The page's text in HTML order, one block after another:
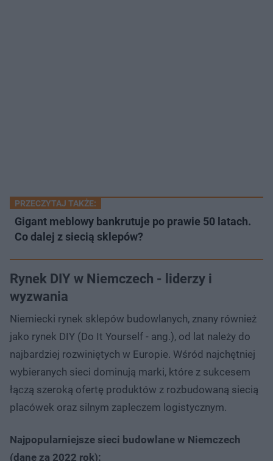
PRZECZYTAJ TAKŻE:
Gigant meblowy bankrutuje po prawie 50 latach.
Co dalej z siecią sklepów?
Rynek DIY w Niemczech - liderzy i
wyzwania
Niemiecki rynek sklepów budowlanych, znany również
jako rynek DIY (Do It Yourself - ang.), od lat należy do
najbardziej rozwiniętych w Europie. Wśród najchętniej
wybieranych sieci dominują marki, które z sukcesem
łączą szeroką ofertę produktów z rozbudowaną siecią
placówek oraz silnym zapleczem logistycznym.
Najpopularniejsze sieci budowlane w Niemczech
(dane za 2022 rok):